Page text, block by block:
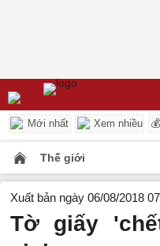
Mới nhất Xem nhiều
Thế giới
Xuất bản ngày 06/08/2018
Tờ giấy